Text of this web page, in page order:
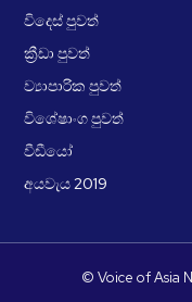
විදෙස් පුවත්
ක්‍රීඩා පුවත්
ව්‍යාපාරික පුවත්
විශේෂාංග පුවත්
වීඩීයෝ
අයවැය 2019
© Voice of Asia